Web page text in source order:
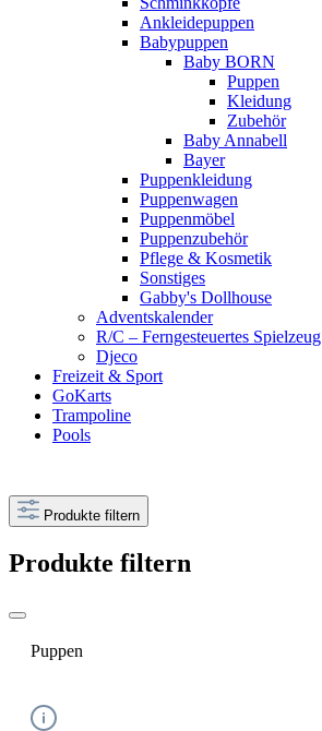
Ankleidepuppen
Babypuppen
Baby BORN
Puppen
Kleidung
Zubehör
Baby Annabell
Bayer
Puppenkleidung
Puppenwagen
Puppenmöbel
Puppenzubehör
Pflege & Kosmetik
Sonstiges
Gabby's Dollhouse
Adventskalender
R/C – Ferngesteuertes Spielzeug
Djeco
Freizeit & Sport
GoKarts
Trampoline
Pools
Produkte filtern
Produkte filtern
Puppen